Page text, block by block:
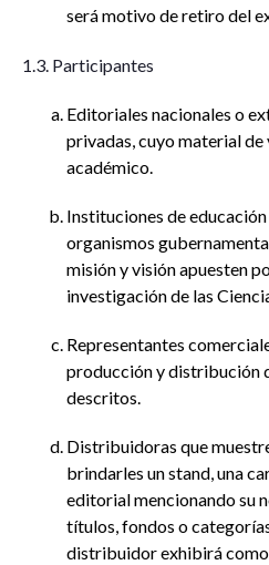
será motivo de retiro del
1.3. Participantes
Editoriales nacionales o
privadas, cuyo material de
académico.
Instituciones de
organismos
misión y visión apuesten
investigación de las
Representantes
producción y distribución
descritos.
Distribuidoras que
brindarles un stand, una
editorial mencionando su
títulos, fondos o
distribuidor exhibirá